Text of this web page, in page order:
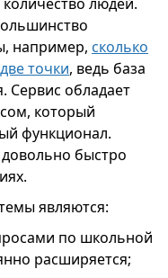
например, сколько
точки, ведь база
Сервис обладает
который
функционал.
быстро
являются:
по школьной
расширяется;